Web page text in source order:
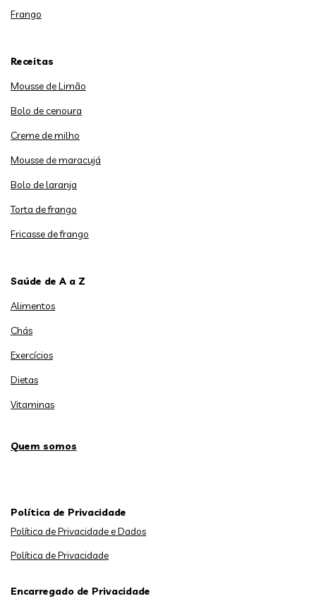
Frango
Receitas
Mousse de Limão
Bolo de cenoura
Creme de milho
Mousse de maracujá
Bolo de laranja
Torta de frango
Fricasse de frango
Saúde de A a Z
Alimentos
Chás
Exercícios
Dietas
Vitaminas
Quem somos
Política de Privacidade
Política de Privacidade e Dados
Política de Privacidade
Encarregado de Privacidade